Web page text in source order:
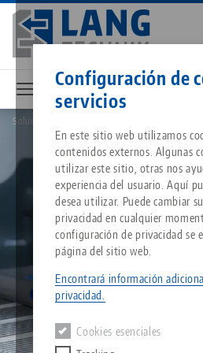
Configuración de
servicios
En este sitio web utilizamos
contenidos externos. Algunas
utilizar este sitio, otras nos
experiencia del usuario. Aquí
desea utilizar. Puede cambiar
privacidad en cualquier
configuración de privacidad se
página del sitio web.
Encontrará información
privacidad.
Cookies esenciales
contenido
principal
Productos
Lo sentimos. No hemos podido
Ir a la página del producto
Servicios
Quicklinks
Search
Descargas
Downloads
Vídeos
Breadcrumb
Soluciones